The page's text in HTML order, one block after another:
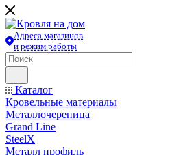
Адреса магазинов
и режим работы
Каталог
Кровельные материалы
Металлочерепица
Grand Line
SteelX
Металл профиль